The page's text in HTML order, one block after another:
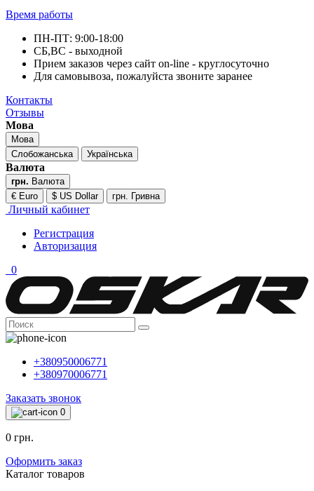
Время работы
ПН-ПТ: 9:00-18:00
СБ,ВС - выходной
Прием заказов через сайт on-line - круглосуточно
Для самовывоза, пожалуйста звоните заранее
Контакты
Отзывы
Мова
Мова
Слобожанська
Українська
Валюта
грн. Валюта
€ Euro
$ US Dollar грн. Гривна
Личный кабинет
Регистрация
Авторизация
0
+380950006771
+380970006771
Заказать звонок
0
0 грн.
Оформить заказ
Каталог товаров